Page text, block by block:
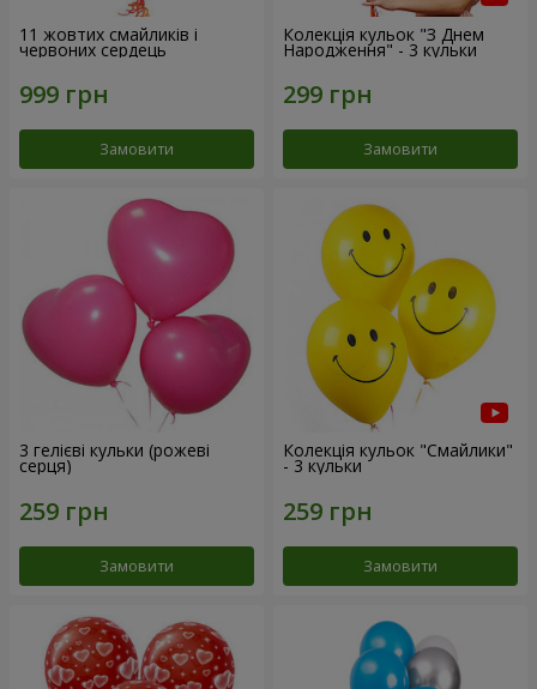
11 жовтих смайликів і
червоних сердець
Замовити
Колекція кульок "З Днем
Народження" - 3 кульки
Замовити
3 гелієві кульки (рожеві
серця)
Замовити
Колекція кульок "Смайлики"
- 3 кульки
Замовити